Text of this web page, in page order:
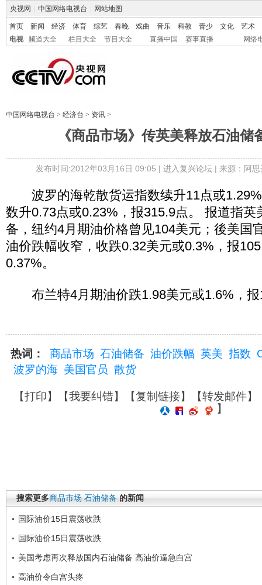
央视网 中国网络电视台 网站地图
首页 新闻 经济 体育 综艺 春晚 戏曲 音乐 科教 青少 文化
艺术
电视
频道大全 栏目大全 节目大全 直播中国 赛事直播 网络
中国网络电视台 > 经济台 > 资讯 >
《商品市场》传英美释放石油储
发布时间:2012年03月16日 09:05 | 进入复兴论坛| 来源：阿
波罗的海乾散货运指数续升11点或1.29%
数升0.73点或0.23%，报315.9点。 报道指英
备，纽约4月期油价格曾见104美元；後美国
油价跌幅收窄，收跌0.32美元或0.3%，报
0.37%。
布兰特4月期油价跌1.98美元或1.6%，报
热词： 商品市场 石油储备 油价跌幅 英美 指数
波罗的海 美国官员 散货
【打印】【我要纠错】【复制链接】【转发邮件】
】
搜索更多商品市场 石油储备 的新闻
国际油价15日震荡收跌
国际油价15日震荡收跌
美国考虑再次释放国内石油储备 高油价逼急白宫
高油价令白宫头疼